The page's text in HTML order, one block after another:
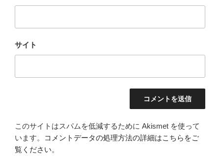
サイト
このサイトはスパムを低減するために Akismet を使って
います。
コメントデータの処理方法の詳細はこちらをご
覧ください。